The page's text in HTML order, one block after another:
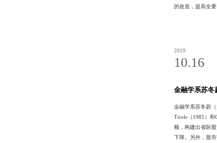
的改造，提高全
2019
10.16
金融学系苏冬
金融学系苏冬蔚
Tirole（1985）和
额，构建出省际
下降。另外，股